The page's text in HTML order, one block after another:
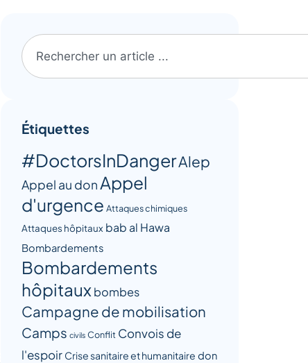
Étiquettes
#DoctorsInDangerAlep
Appel au donAppel
d'urgence Attaques chimiques
Attaques hôpitaux bab al Hawa
Bombardements
Bombardements
hôpitaux bombes
Campagne de mobilisation
Camps civils Conflit Convois de
l'espoir Crise sanitaire et humanitaire don